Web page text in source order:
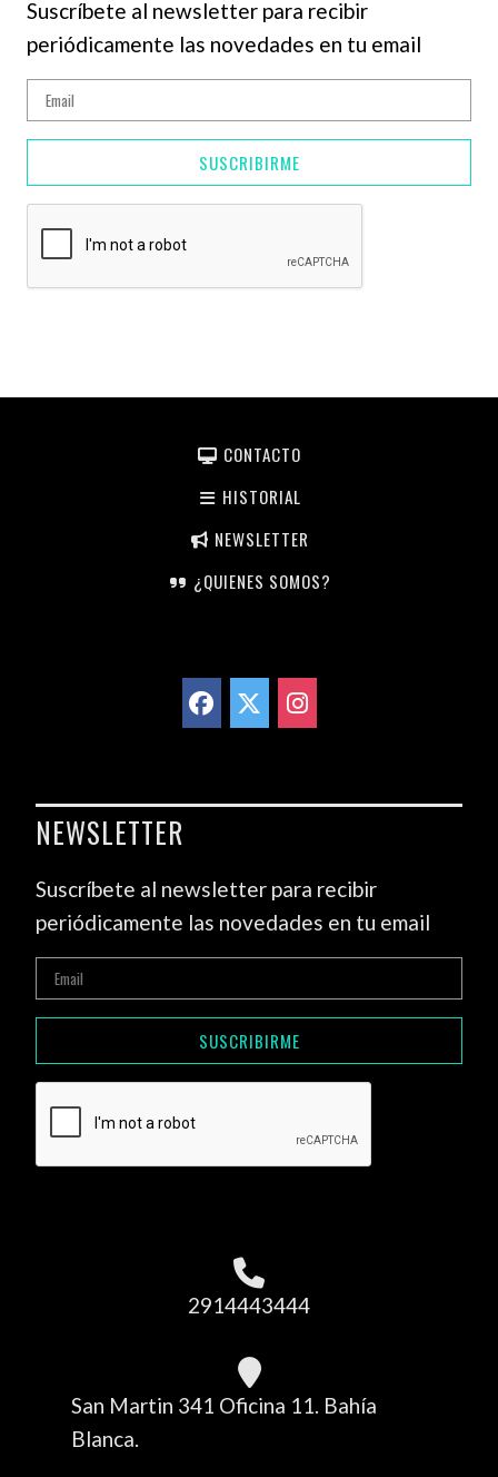
Suscríbete al newsletter para recibir
periódicamente las novedades en tu email
SUSCRIBIRME
CONTACTO
HISTORIAL
NEWSLETTER
¿QUIENES SOMOS?
NEWSLETTER
Suscríbete al newsletter para recibir
periódicamente las novedades en tu email
SUSCRIBIRME
2914443444
San Martin 341 Oficina 11. Bahía
Blanca.